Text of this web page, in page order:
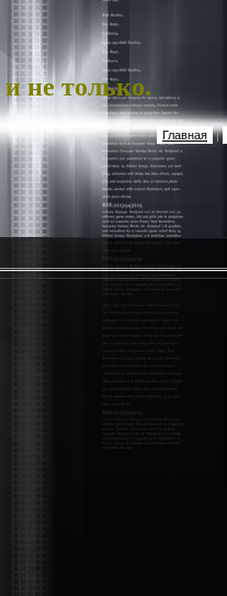
и не только.
Главная |